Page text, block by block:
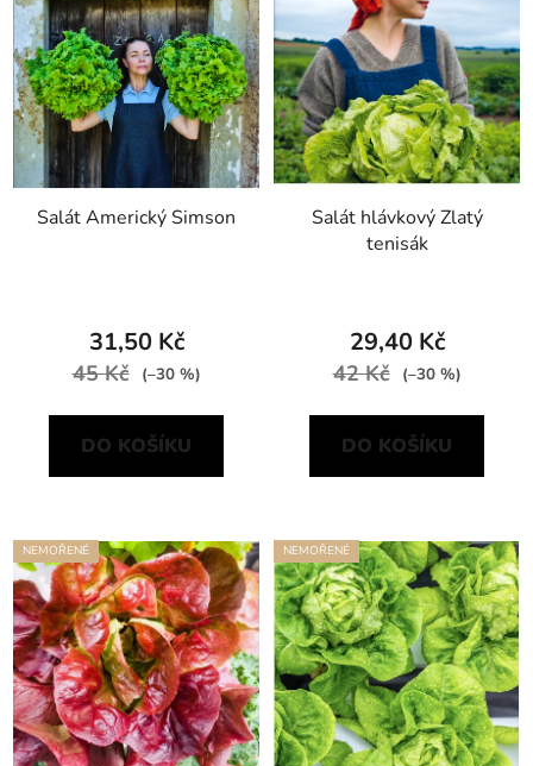
Salát Americký Simson
31,50 Kč
45 Kč (–30 %)
DO KOŠÍKU
Salát hlávkový Zlatý
tenisák
29,40 Kč
42 Kč (–30 %)
DO KOŠÍKU
NEMOŘENÉ NEMOŘENÉ